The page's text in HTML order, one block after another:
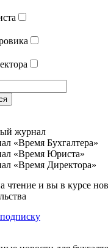
журнал
«Время Бухгалтера»
«Время Юриста»
«Время Директора»
чтение и вы в курсе